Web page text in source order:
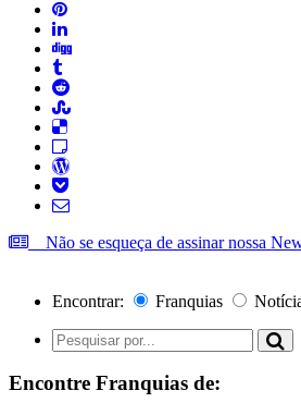
Não se esqueça de assinar nossa
Encontrar: Franquias
Encontre Franquias de: